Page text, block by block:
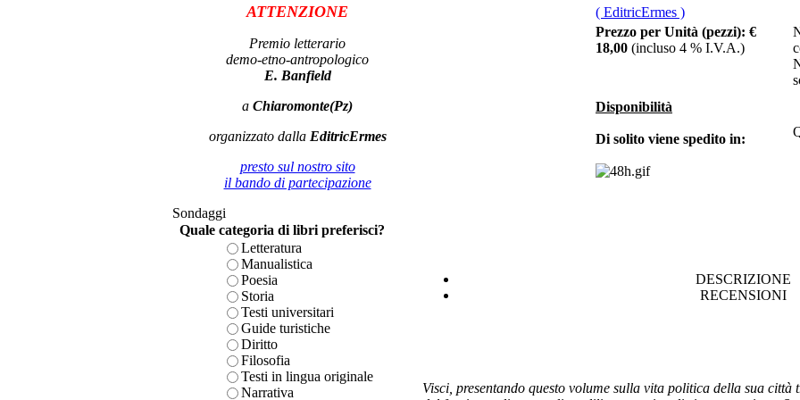
Trenta giorni di nave
a vapore. Storia
testimonianze
€ 15,00
Analisi matematica
Guide giuridiche
ATTENZIONE
Premio letterario
demo-etno-antropologico
E. Banfield
a Chiaromonte(Pz)
organizzato dalla EditricErmes
presto sul nostro sito
il bando di partecipazione
Sondaggi
Quale categoria di libri preferisci?
Letteratura
Manualistica
Poesia
Storia
Testi universitari
Guide turistiche
Diritto
Filosofia
Testi in lingua originale
Narrativa
( EditricErmes )
Prezzo per Unità (pezzi): €
18,00 (incluso 4 % I.V.A.)
Disponibilità
Di solito viene spedito in:
DESCRIZIONE
RECENSIONI
Visci, presentando questo volume sulla vita politica della sua